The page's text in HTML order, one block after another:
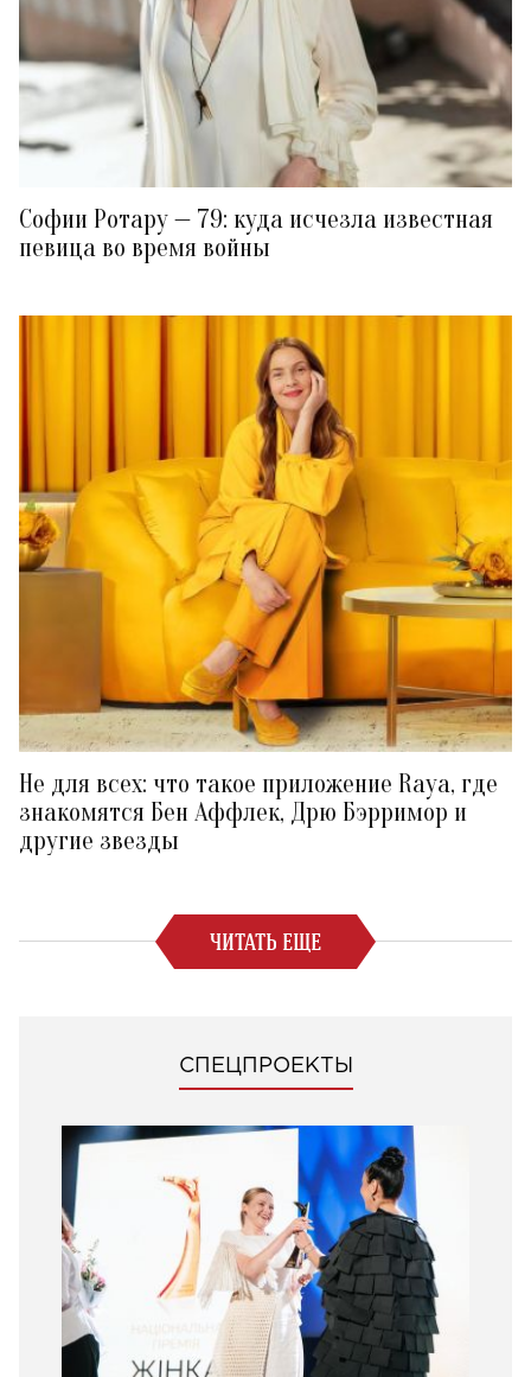
Софии Ротару — 79: куда исчезла известная
певица во время войны
Не для всех: что такое приложение Raya, где
знакомятся Бен Аффлек, Дрю Бэрримор и
другие звезды
ЧИТАТЬ ЕЩЕ
СПЕЦПРОЕКТЫ